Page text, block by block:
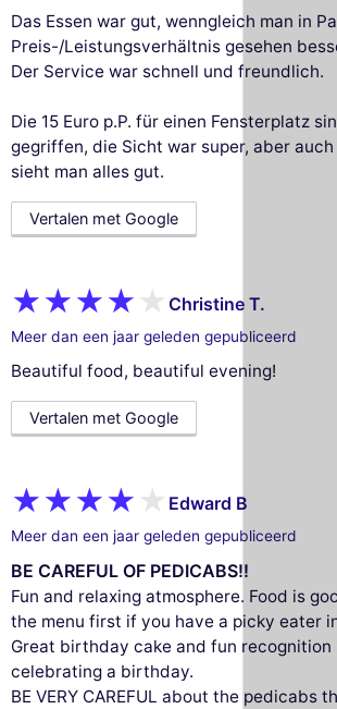
Das Essen war gut, wenngleich man in
Preis-/Leistungsverhältnis gesehen
Der Service war schnell und freundlich.
Die 15 Euro p.P. für einen Fensterplatz
gegriffen, die Sicht war super, aber auch
sieht man alles gut.
Vertalen met Google
Christine T.
Meer dan een jaar geleden gepubliceerd
Beautiful food, beautiful evening!
Vertalen met Google
Edward B
Meer dan een jaar geleden gepubliceerd
BE CAREFUL OF PEDICABS!!
Fun and relaxing atmosphere. Food is
the menu first if you have a picky eater
Great birthday cake and fun recognition
celebrating a birthday.
BE VERY CAREFUL about the pedicabs